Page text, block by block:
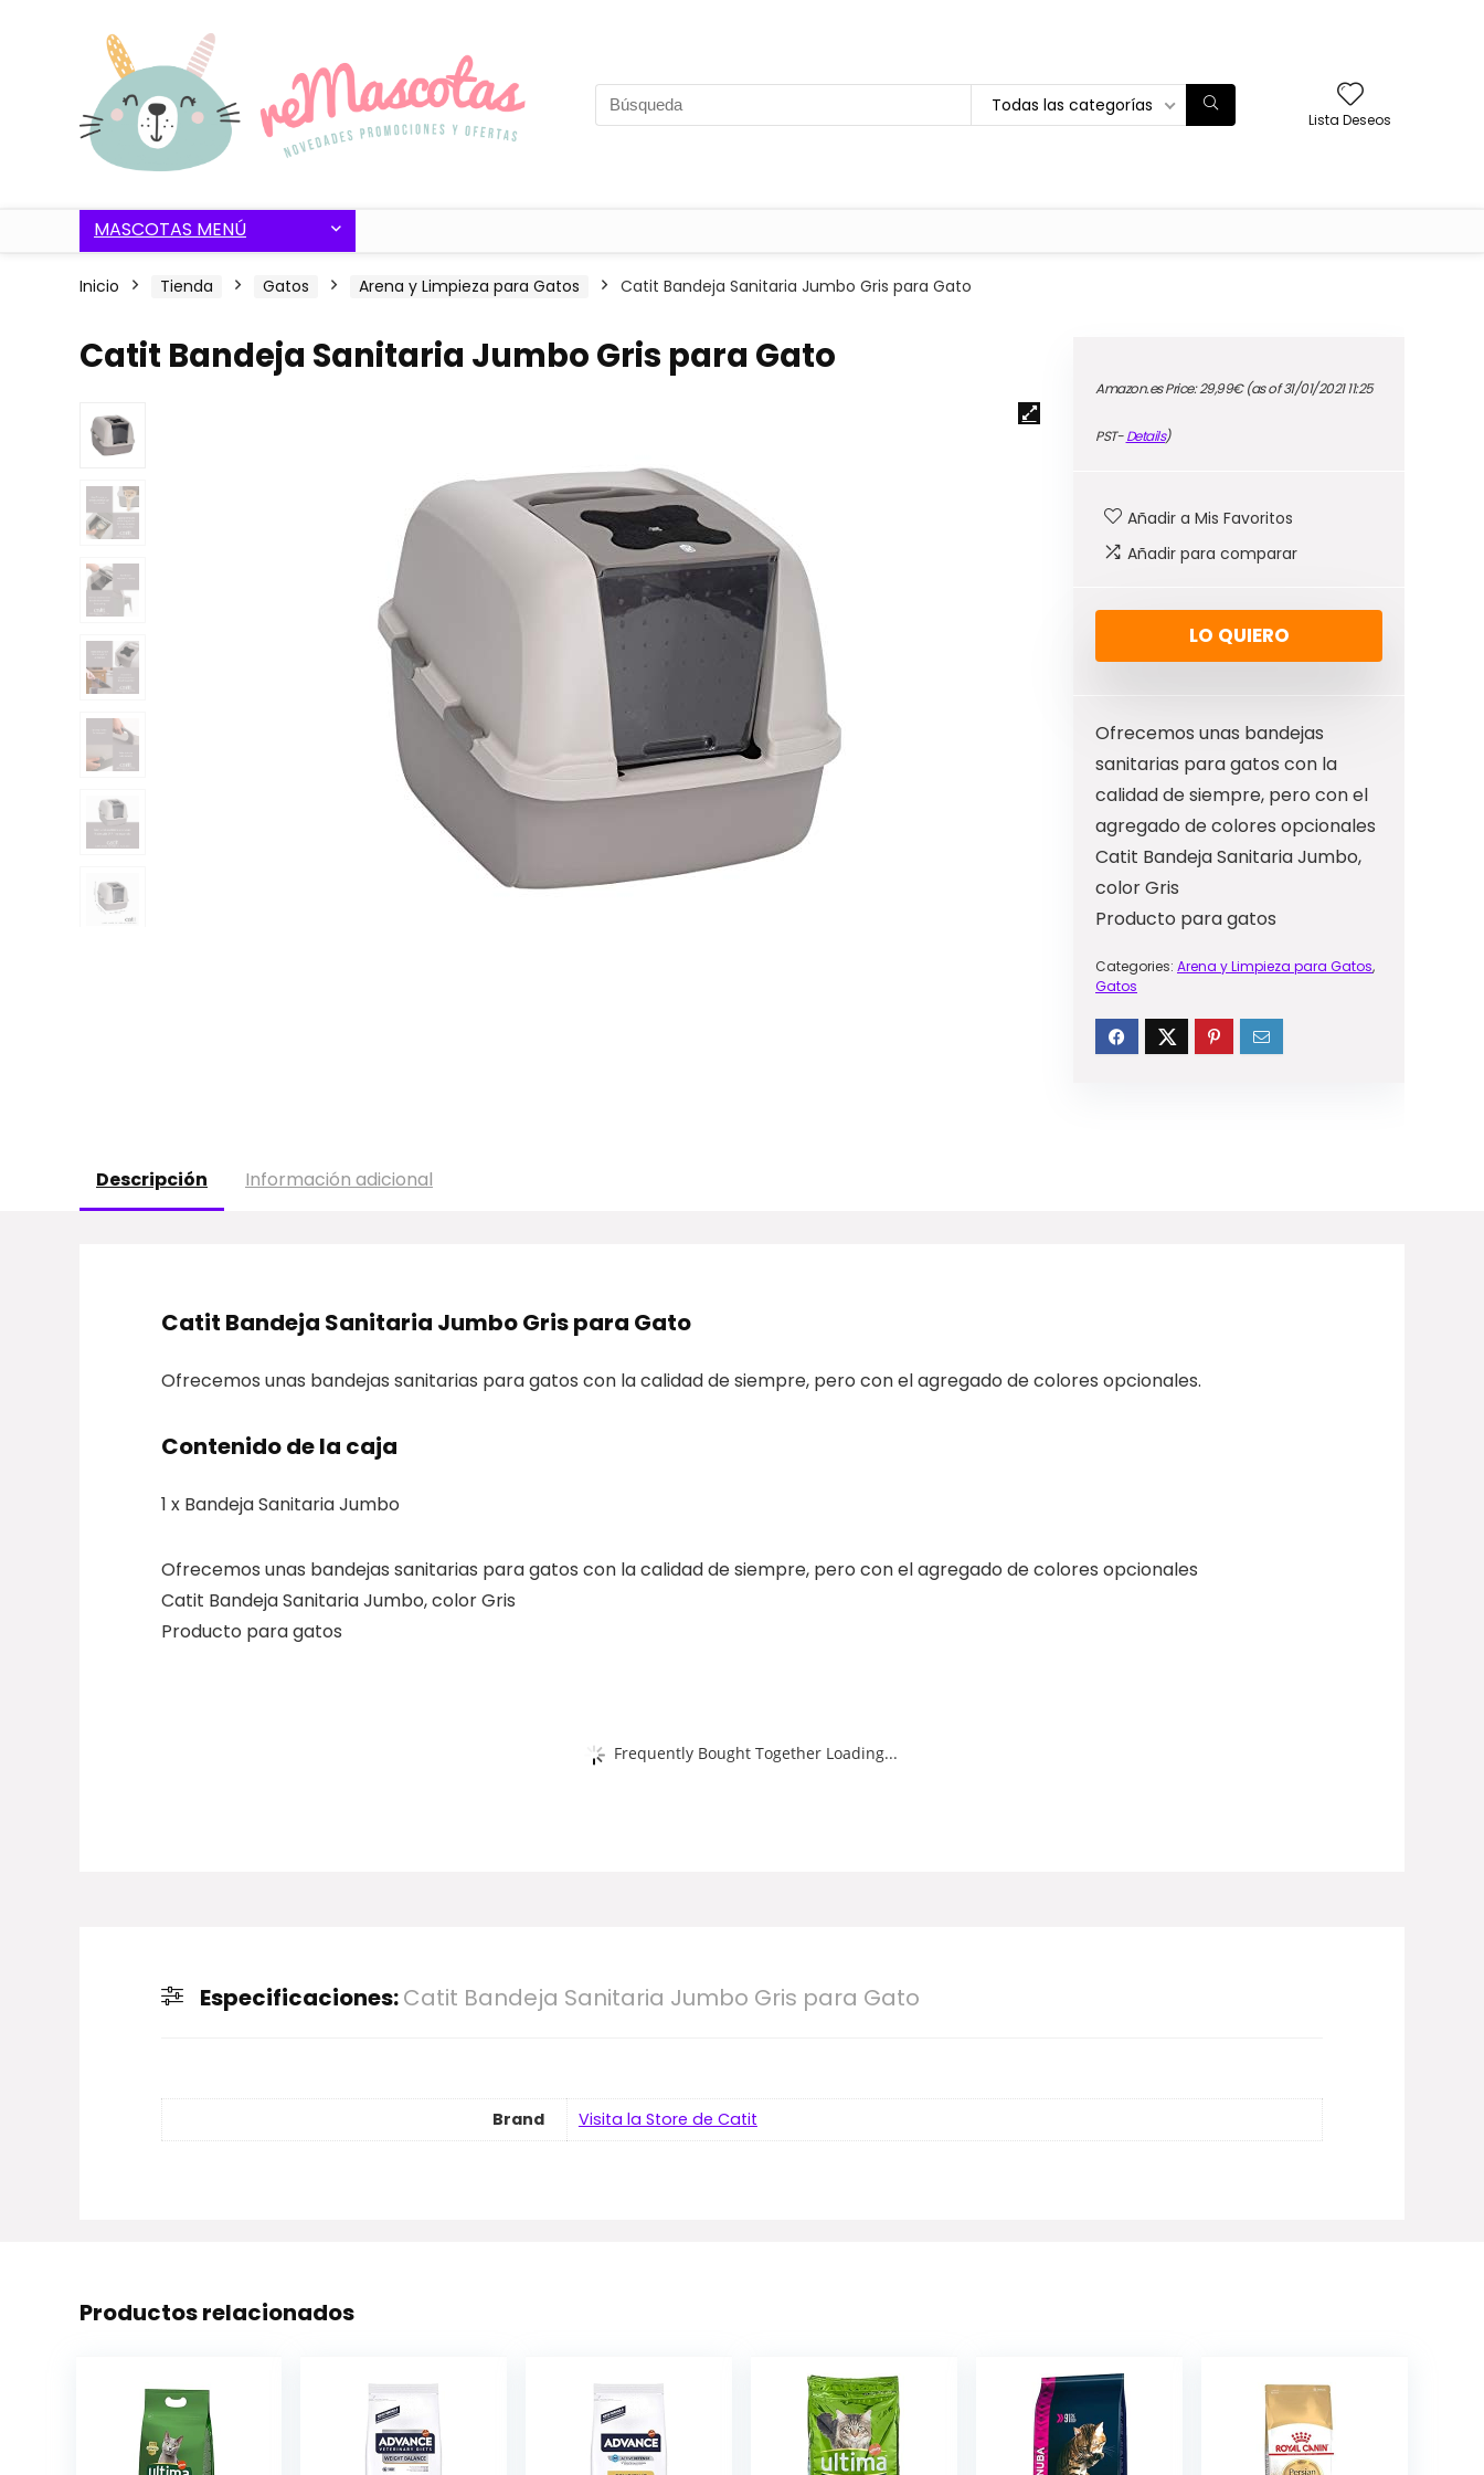
Todas las categorías
Lista Deseos
MASCOTAS MENÚ
Inicio Tienda Gatos Arena y Limpieza para Gatos Catit Bandeja Sanitaria Jumbo Gris para Gato
Catit Bandeja Sanitaria Jumbo Gris para Gato
Amazon.es Price:29,99€(as of 31/01/2021 11:25
PST-Details)
Añadir a Mis Favoritos
Añadir para comparar
LO QUIERO
Ofrecemos unas bandejas
sanitarias para gatos con la
calidad de siempre, pero con el
agregado de colores opcionales
Catit Bandeja Sanitaria Jumbo,
color Gris
Producto para gatos
Categories: Arena y Limpieza para Gatos,
Gatos
Descripción Información adicional
Catit Bandeja Sanitaria Jumbo Gris para Gato
Ofrecemos unas bandejas sanitarias para gatos con la calidad de siempre, pero con el agregado de colores opcionales.
Contenido de la caja
1 x Bandeja Sanitaria Jumbo
Ofrecemos unas bandejas sanitarias para gatos con la calidad de siempre, pero con el agregado de colores opcionales
Catit Bandeja Sanitaria Jumbo, color Gris
Producto para gatos
Frequently Bought Together Loading...
Especificaciones:Catit Bandeja Sanitaria Jumbo Gris para Gato
Brand Visita la Store de Catit
Productos relacionados